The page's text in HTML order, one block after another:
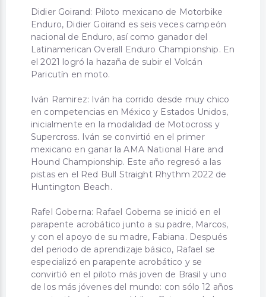
Didier Goirand: Piloto mexicano de Motorbike
Enduro, Didier Goirand es seis veces campeón
nacional de Enduro, así como ganador del
Latinamerican Overall Enduro Championship. En
el 2021 logró la hazaña de subir el Volcán
Paricutín en moto.
Iván Ramirez: Iván ha corrido desde muy chico
en competencias en México y Estados Unidos,
inicialmente en la modalidad de Motocross y
Supercross. Iván se convirtió en el primer
mexicano en ganar la AMA National Hare and
Hound Championship. Este año regresó a las
pistas en el Red Bull Straight Rhythm 2022 de
Huntington Beach.
Rafel Goberna: Rafael Goberna se inició en el
parapente acrobático junto a su padre, Marcos,
y con el apoyo de su madre, Fabiana. Después
del periodo de aprendizaje básico, Rafael se
especializó en parapente acrobático y se
convirtió en el piloto más joven de Brasil y uno
de los más jóvenes del mundo: con sólo 12 años